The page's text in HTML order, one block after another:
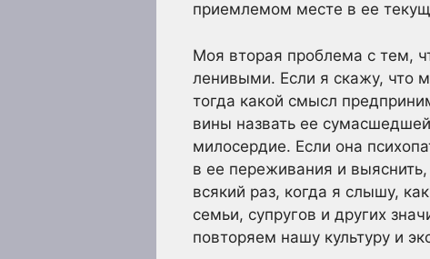
приемлемом месте в ее
Моя вторая проблема с тем,
ленивыми. Если я скажу, что
тогда какой смысл
вины назвать ее
милосердие. Если она
в ее переживания и
всякий раз, когда я слышу,
семьи, супругов и других
повторяем нашу культуру и